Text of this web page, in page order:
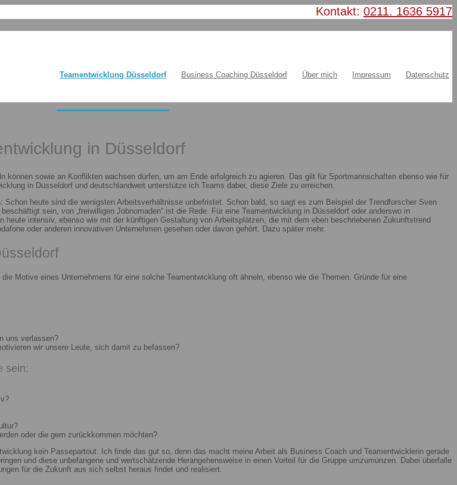
Kontakt: 0211. 1636 5917
Teamentwicklung Düsseldorf Business Coaching Düsseldorf Über mich Impressum Datenschutz
in Düsseldorf
sowie an Konflikten wachsen dürfen, um am Ende erfolgreich zu agieren. Das gilt für Sportmannschaften ebenso wie für
in Düsseldorf und deutschlandweit unterstütze ich Teams dabei, diese Ziele zu erreichen.
heute sind die wenigsten Arbeitsverhältnisse unbefristet. Schon bald, so sagt es zum Beispiel der Trendforscher Sven
sein, von „freiwilligen Jobnomaden“ ist die Rede. Für eine Teamentwicklung in Düsseldorf oder anderswo in
intensiv, ebenso wie mit der künftigen Gestaltung von Arbeitsplätzen, die mit dem eben beschriebenen Zukunftstrend
oder anderen innovativen Unternehmen gesehen oder davon gehört. Dazu später mehr.
Motive eines Unternehmens für eine solche Teamentwicklung oft ähneln, ebenso wie die Themen. Gründe für eine
uns verlassen?
wir unsere Leute, sich damit zu befassen?
sein:
oder die gern zurückkommen möchten?
kein Passepartout. Ich finde das gut so, denn das macht meine Arbeit als Business Coach und Teamentwicklerin gerade
und diese unbefangene und wertschätzende Herangehensweise in einen Vorteil für die Gruppe umzumünzen. Dabei überfalle
für die Zukunft aus sich selbst heraus findet und realisiert.